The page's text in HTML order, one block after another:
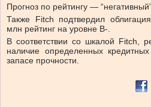
Прогноз по рейтингу —
Также Fitch подтвердил
млн рейтинг на уровне B-.
В соответствии со шкалой Fitch,
наличие определенных
запасе прочности.